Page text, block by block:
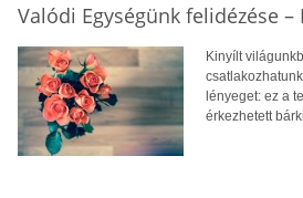
Valódi Egységünk felidézése
Kinyílt
lényeget: ez a
érkezhetett